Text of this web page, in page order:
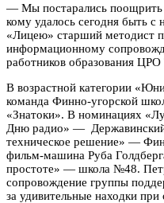
— Мы постарались поощрить
кому удалось сегодня быть с
«Лицею» старший методист
информационному
работников образования
В возрастной категории
команда Финно-угорской
«Знатоки». В номинациях
Дню радио» — Державинский
техническое решение» —
фильм-машина Руба
простоте» — школа №48.
сопровождение группы
за удивительные находки